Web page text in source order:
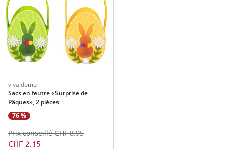
viva domo
Sacs en feutre «Surprise de
Pâques», 2 pièces
76 %
CHF 2.15
Prix conseillé CHF 8.95